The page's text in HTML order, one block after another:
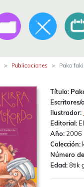
Publicaciones Pako
Título:
Escritores/
Ilustrador:
Editorial:
Año: 2006
Colección:
Número
Edad:8tik